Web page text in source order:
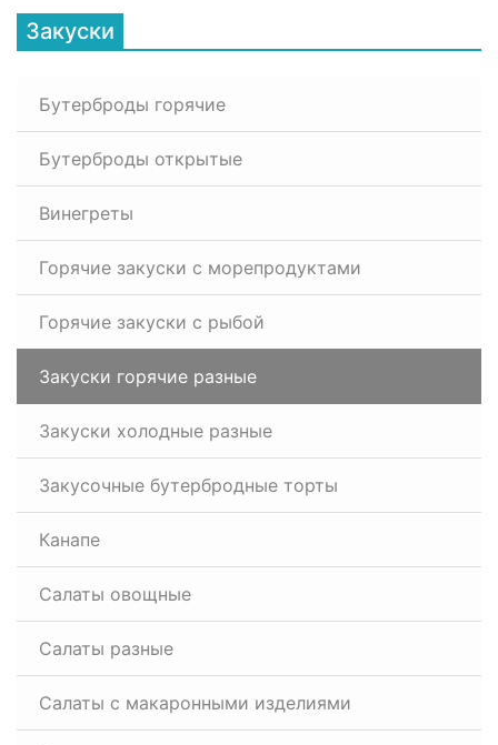
Закуски
Бутерброды горячие
Бутерброды открытые
Винегреты
Горячие закуски с морепродуктами
Горячие закуски с рыбой
Закуски горячие разные
Закуски холодные разные
Закусочные бутербродные торты
Канапе
Салаты овощные
Салаты разные
Салаты с макаронными изделиями